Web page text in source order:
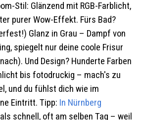
Stil: Glänzend mit RGB-Farblicht,
purer Wow-Effekt. Fürs Bad?
Glanz in Grau – Dampf von
spiegelt nur deine coole Frisur
Und Design? Hunderte Farben
bis fotodruckig – mach's zu
und du fühlst dich wie im
Eintritt. Tipp: In Nürnberg
schnell, oft am selben Tag – weil